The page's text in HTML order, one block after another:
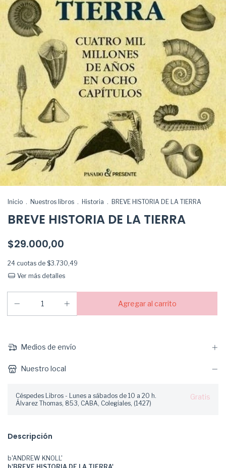
Inicio . Nuestros libros . Historia . BREVE HISTORIA DE LA TIERRA
BREVE HISTORIA DE LA TIERRA
$29.000,00
24 cuotas de $3.730,49
Ver más detalles
Medios de envío
Nuestro local
Céspedes Libros - Lunes a sábados de 10 a 20 h.
Álvarez Thomas, 853, CABA, Colegiales, (1427)
Gratis
Descripción
b'ANDREW KNOLL'